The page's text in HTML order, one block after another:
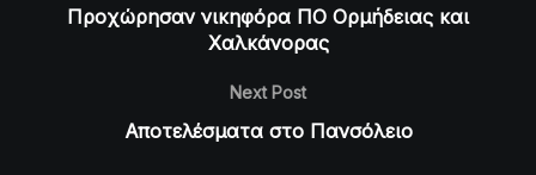
Προχώρησαν νικηφόρα ΠΟ Ορμήδειας και
Χαλκάνορας
Next Post
Αποτελέσματα στο Πανσόλειο